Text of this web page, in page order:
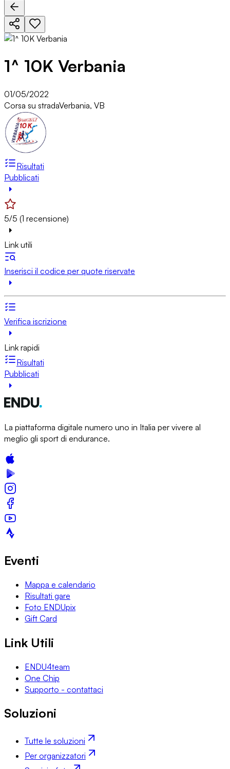
1^ 10K Verbania
01/05/2022
Corsa su stradaVerbania, VB
Risultati
Pubblicati
5/5 (1 recensione)
Link utili
Inserisci il codice per quote riservate
Verifica iscrizione
Link rapidi
Risultati
Pubblicati
La piattaforma digitale numero uno in Italia per vivere al
meglio gli sport di endurance.
Eventi
Mappa e calendario
Risultati gare
Foto ENDUpix
Gift Card
Link Utili
ENDU4team
One Chip
Supporto - contattaci
Soluzioni
Tutte le soluzioni
Per organizzatori